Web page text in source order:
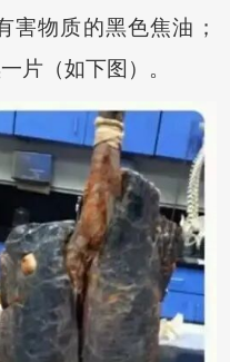
害物质的黑色焦油；
片（如下图）。